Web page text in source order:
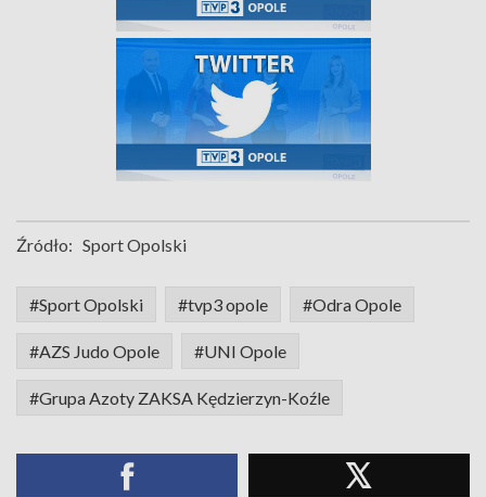
Źródło: Sport Opolski
#Sport Opolski #tvp3 opole #Odra Opole
#AZS Judo Opole #UNI Opole
#Grupa Azoty ZAKSA Kędzierzyn-Koźle